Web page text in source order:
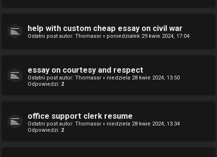
help with custom cheap essay on civil war
Ostatni post autor: Thomassr « poniedziałek 29 kwie 2024, 17:04
essay on courtesy and respect
Ostatni post autor: Thomassr « niedziela 28 kwie 2024, 13:50
Odpowiedzi: 2
office support clerk resume
Ostatni post autor: Thomassr « niedziela 28 kwie 2024, 13:34
Odpowiedzi: 2